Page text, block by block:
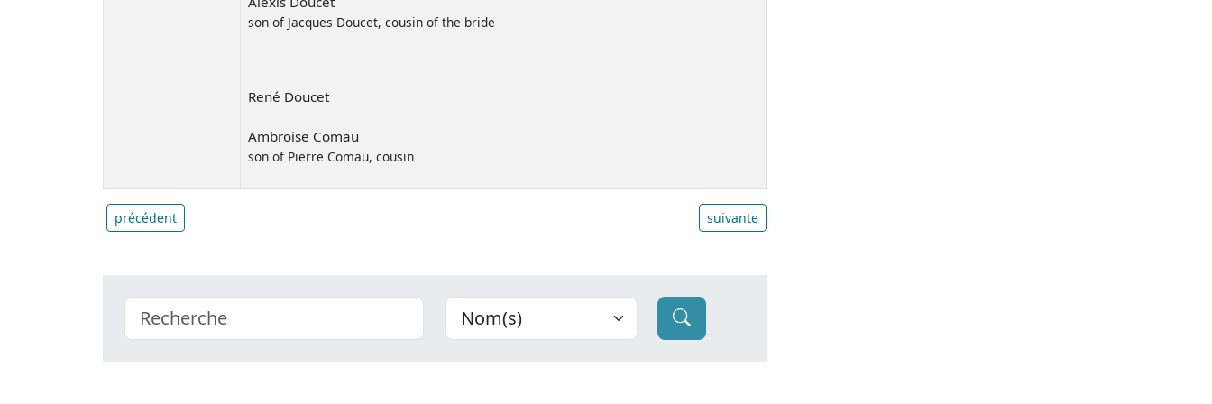
son of Jacques Doucet, cousin of the bride
René Doucet
Ambroise Comau
son of Pierre Comau, cousin
précédent suivante